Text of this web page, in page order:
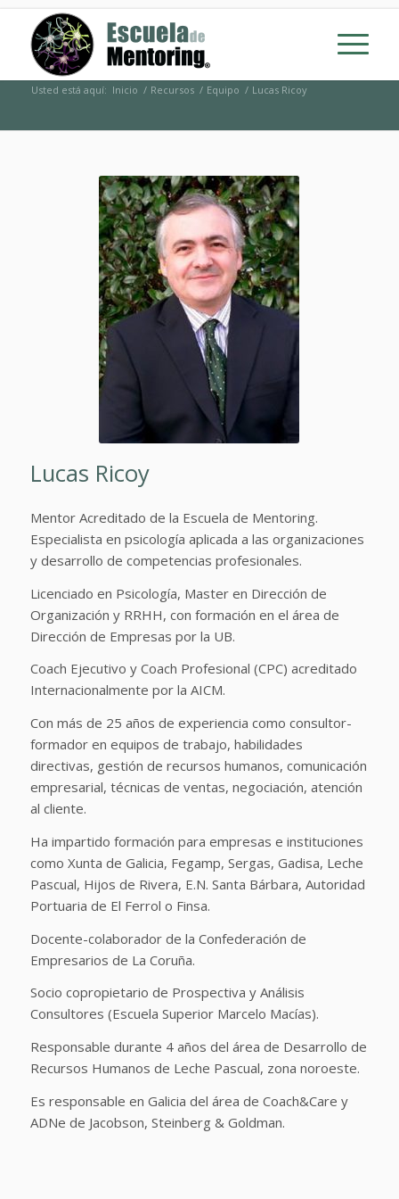
Usted está aquí: Inicio / Recursos / Equipo / Lucas Ricoy
Lucas Ricoy
Mentor Acreditado de la Escuela de Mentoring.
Especialista en psicología aplicada a las organizaciones
y desarrollo de competencias profesionales.
Licenciado en Psicología, Master en Dirección de
Organización y RRHH, con formación en el área de
Dirección de Empresas por la UB.
Coach Ejecutivo y Coach Profesional (CPC) acreditado
Internacionalmente por la AICM.
Con más de 25 años de experiencia como consultor-
formador en equipos de trabajo, habilidades
directivas, gestión de recursos humanos, comunicación
empresarial, técnicas de ventas, negociación, atención
al cliente.
Ha impartido formación para empresas e instituciones
como Xunta de Galicia, Fegamp, Sergas, Gadisa, Leche
Pascual, Hijos de Rivera, E.N. Santa Bárbara, Autoridad
Portuaria de El Ferrol o Finsa.
Docente-colaborador de la Confederación de
Empresarios de La Coruña.
Socio copropietario de Prospectiva y Análisis
Consultores (Escuela Superior Marcelo Macías).
Responsable durante 4 años del área de Desarrollo de
Recursos Humanos de Leche Pascual, zona noroeste.
Es responsable en Galicia del área de Coach&Care y
ADNe de Jacobson, Steinberg & Goldman.